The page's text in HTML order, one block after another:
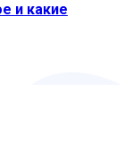
и какие